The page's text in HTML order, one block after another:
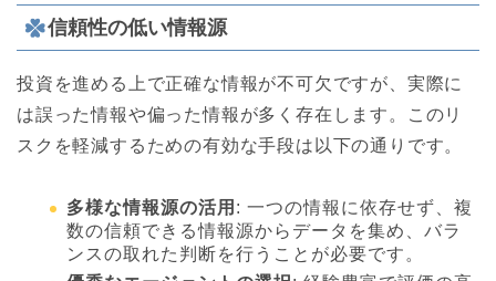
信頼性の低い情報源
投資を進める上で正確な情報が不可欠ですが、実際に
は誤った情報や偏った情報が多く存在します。このリ
スクを軽減するための有効な手段は以下の通りです。
多様な情報源の活用 : 一つの情報に依存せず、複
数の信頼できる情報源からデータを集め、バラ
ンスの取れた判断を行うことが必要です。